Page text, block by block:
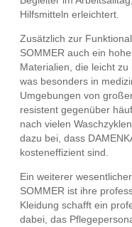
Hilfsmitteln erleichtert.
Zusätzlich zur
SOMMER auch ein
Materialien, die leicht zu
was besonders in
Umgebungen von
resistent gegenüber
nach vielen
dazu bei, dass
kosteneffizient sind.
Ein weiterer
SOMMER ist ihre
Kleidung schafft ein
dabei, das